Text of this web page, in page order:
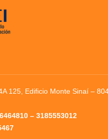
125, Edificio Monte Sinaí –
– 3185553012